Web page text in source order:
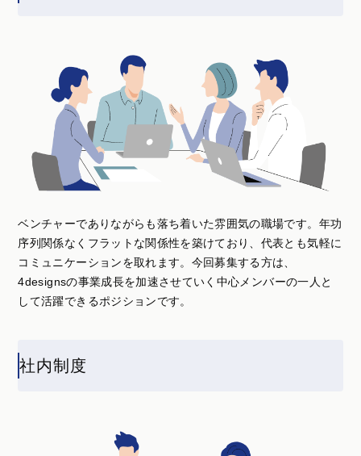
ベンチャーでありながらも落ち着いた雰囲気の職場です。年功
序列関係なくフラットな関係性を築けており、代表とも気軽に
コミュニケーションを取れます。今回募集する方は、
4designsの事業成長を加速させていく中心メンバーの一人と
して活躍できるポジションです。
社内制度